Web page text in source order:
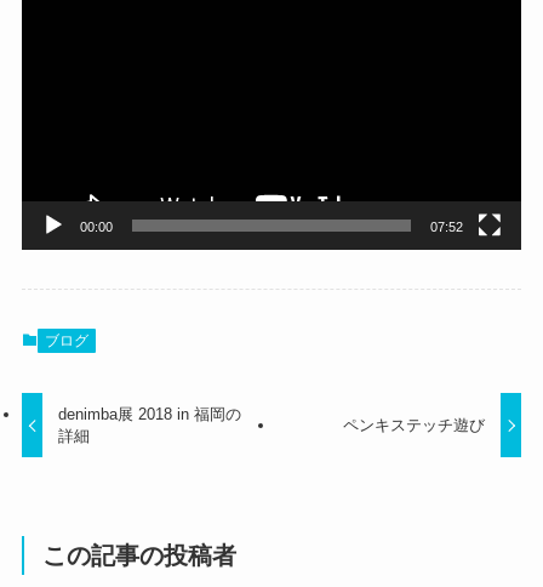
00:00 07:52
ブログ
denimba展 2018 in 福岡の
詳細
ペンキステッチ遊び
この記事の投稿者